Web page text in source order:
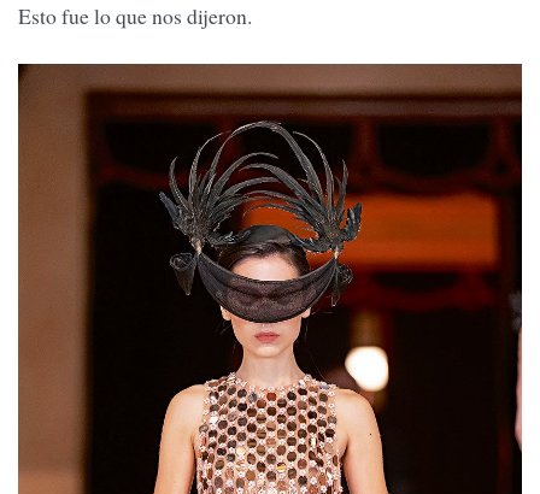
Esto fue lo que nos dijeron.